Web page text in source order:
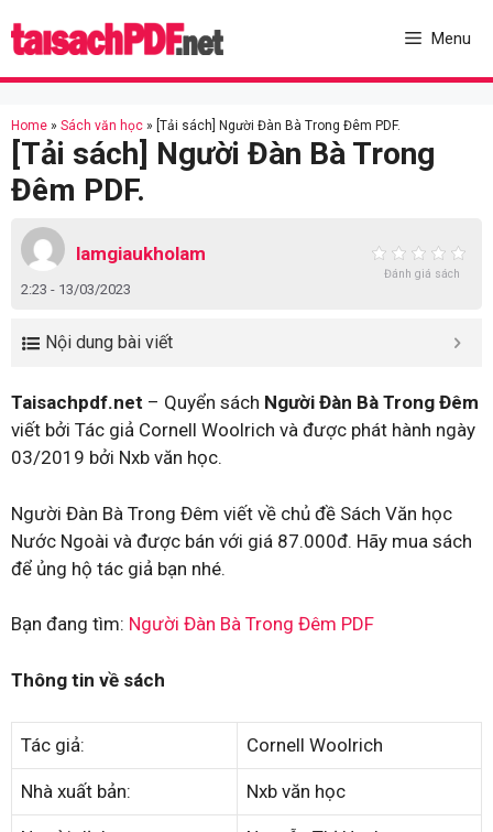
to
Menu
Home » Sách văn học » [Tải sách] Người Đàn Bà Trong Đêm PDF.
[Tải sách] Người Đàn Bà Trong
Đêm PDF.
lamgiaukholam
2:23 - 13/03/2023
Đánh giá sách
Nội dung bài viết
Taisachpdf.net – Quyển sách Người Đàn Bà Trong Đêm
viết bởi Tác giả Cornell Woolrich và được phát hành ngày
03/2019 bởi Nxb văn học.
Người Đàn Bà Trong Đêm viết về chủ đề Sách Văn học
Nước Ngoài và được bán với giá 87.000đ. Hãy mua sách
để ủng hộ tác giả bạn nhé.
Bạn đang tìm: Người Đàn Bà Trong Đêm PDF
Thông tin về sách
Tác giả: Cornell Woolrich
Nhà xuất bản: Nxb văn học